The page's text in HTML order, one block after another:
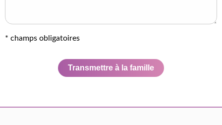
* champs obligatoires
Transmettre à la famille